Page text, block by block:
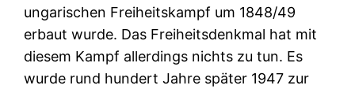
ungarischen Freiheitskampf um 1848/49
erbaut wurde. Das Freiheitsdenkmal hat mit
diesem Kampf allerdings nichts zu tun. Es
wurde rund hundert Jahre später 1947 zur